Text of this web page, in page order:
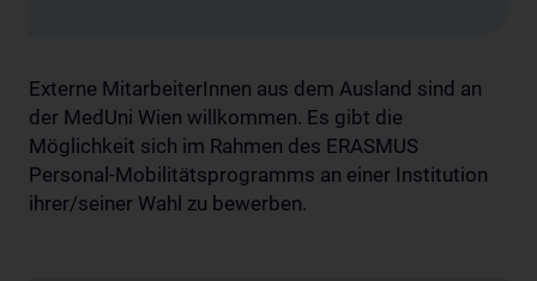
Externe MitarbeiterInnen aus dem Ausland sind an
der MedUni Wien willkommen. Es gibt die
Möglichkeit sich im Rahmen des ERASMUS
Personal-Mobilitätsprogramms an einer Institution
ihrer/seiner Wahl zu bewerben.